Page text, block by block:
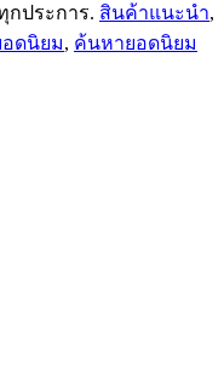
กประการ. สินค้าแนะนำ,
ดนิยม, ค้นหายอดนิยม